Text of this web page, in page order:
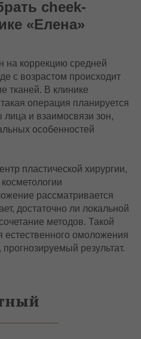
cheek-
«Елена»
на коррекцию средней
с возрастом происходит
тканей. В клинике
операция планируется
лица и взаимосвязи зон,
особенностей
пластической хирургии,
рассматривается
достаточно ли локальной
методов. Такой
естественного омоложения
результат.